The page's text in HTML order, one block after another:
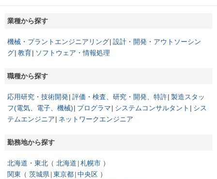
業種から探す
機械・プラントエンジニアリング 設計・開発・アウトソーシン
グ 教育 ソフトウェア・情報処理
職種から探す
応用研究・技術開発 評価・検査、研究・開発、特許 製造スタッ
フ(電気、電子、機械)
プログラマ システムコンサルタント
シス
テムエンジニア
ネットワークエンジニア
勤務地から探す
北海道・東北 北海道
札幌市
関東
茨城県 東京都 中央区